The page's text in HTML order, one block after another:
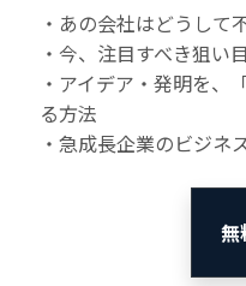
・あの会社はどうして
・今、注目すべき狙い
・アイデア・発明を、
る方法
・急成長企業のビジネ
無